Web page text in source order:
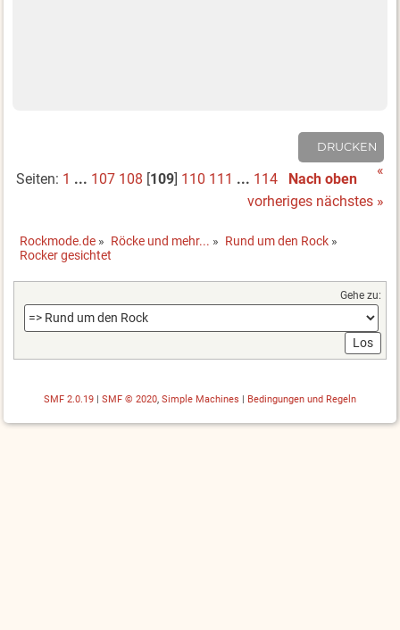
DRUCKEN
Seiten: 1 ... 107 108 [109] 110 111 ... 114 Nach oben
«
vorheriges nächstes »
Rockmode.de » Röcke und mehr... » Rund um den Rock »
Rocker gesichtet
Gehe zu:
SMF 2.0.19 SMF © 2020, Simple Machines Bedingungen und Regeln